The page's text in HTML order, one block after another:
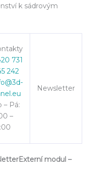
k sádrovým
731
242
– Pá:
–
Newsletter
Externí modul –